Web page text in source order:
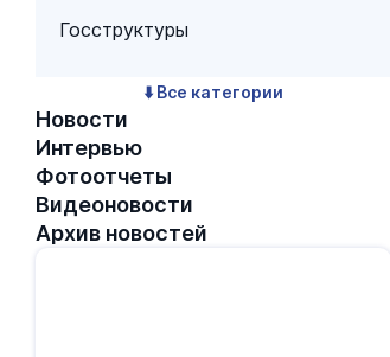
Госструктуры
⬇️ Все категории
Новости
Интервью
Фотоотчеты
Видеоновости
Архив новостей